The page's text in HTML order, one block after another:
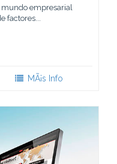
mundo empresarial
factores...
MÃ¡s Info